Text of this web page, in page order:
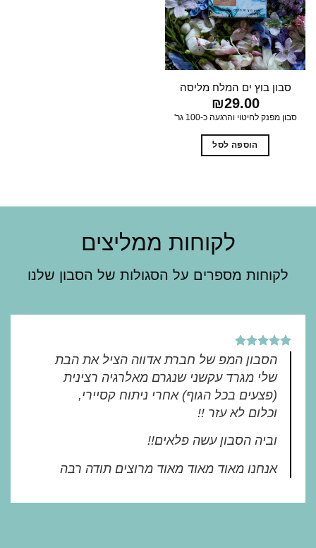
סבון בוץ ים המלח מליסה
₪29.00
סבון מפנק לחיטוי והרגעה כ-100 גר'
הוספה לסל
לקוחות ממליצים
לקוחות מספרים על הסגולות של הסבון שלנו
הסבון המפ של חברת אדווה הציל את הבת
שלי מגרד עקשני שנגרם מאלרגיה רצינית
(פצעים בכל הגוף) אחרי ניתוח קסיירי,
וכלום לא עזר !!
וביה הסבון עשה פלאים!!
אנחנו מאוד מאוד מאוד מרוצים תודה רבה